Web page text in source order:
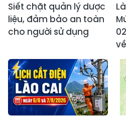
Siết chặt quản lý dược
liệu, đảm bảo an toàn
cho người sử dụng